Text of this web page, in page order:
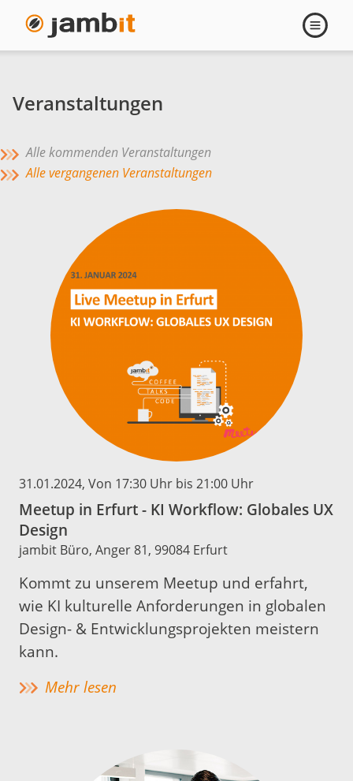
öffnen
Veranstaltungen
Alle kommenden Veranstaltungen
Alle vergangenen Veranstaltungen
31.01.2024, Von 17:30 Uhr bis 21:00 Uhr
Meetup in Erfurt - KI Workflow: Globales UX
Design
jambit Büro, Anger 81, 99084 Erfurt
Kommt zu unserem Meetup und erfahrt,
wie KI kulturelle Anforderungen in globalen
Design- & Entwicklungsprojekten meistern
kann.
Mehr lesen